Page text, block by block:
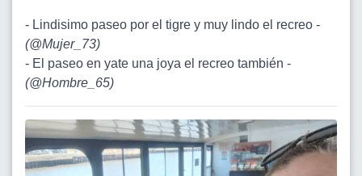
- Lindisimo paseo por el tigre y muy lindo el recreo -
(@Mujer_73)
- El paseo en yate una joya el recreo también -
(@Hombre_65)